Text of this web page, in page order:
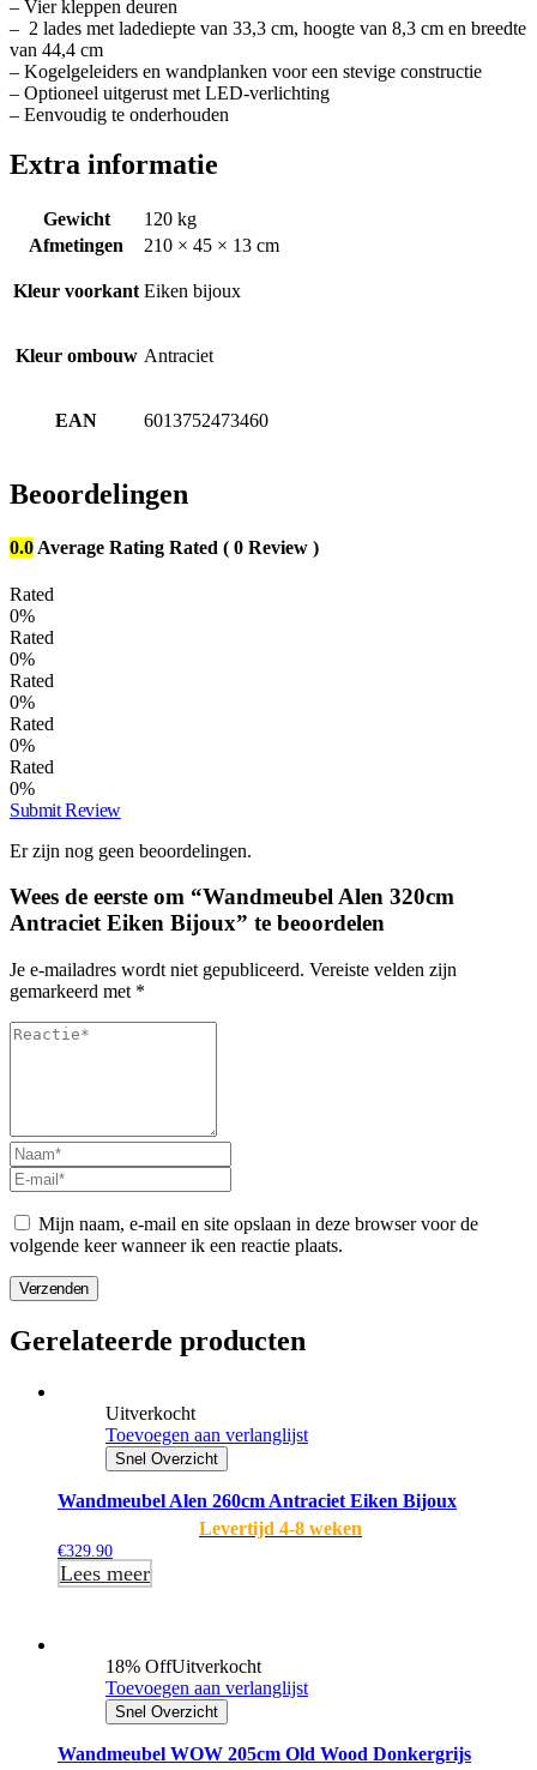
– Vier kleppen deuren
– 2 lades met ladediepte van 33,3 cm, hoogte van 8,3 cm en breedte
van 44,4 cm
– Kogelgeleiders en wandplanken voor een stevige constructie
– Optioneel uitgerust met LED-verlichting
– Eenvoudig te onderhouden
Extra informatie
Gewicht
120 kg
Afmetingen
210 × 45 × 13 cm
Kleur voorkant Eiken bijoux
Kleur ombouw Antraciet
EAN 6013752473460
Beoordelingen
0.0 Average Rating Rated ( 0 Review )
Rated
0%
Rated
0%
Rated
0%
Rated
0%
Rated
0%
Submit Review
Er zijn nog geen beoordelingen.
Wees de eerste om “Wandmeubel Alen 320cm
Antraciet Eiken Bijoux” te beoordelen
Je e-mailadres wordt niet gepubliceerd. Vereiste velden zijn
gemarkeerd met *
Mijn naam, e-mail en site opslaan in deze browser voor de
volgende keer wanneer ik een reactie plaats.
Verzenden
Gerelateerde producten
Uitverkocht
Toevoegen aan verlanglijst
Snel Overzicht
Wandmeubel Alen 260cm Antraciet Eiken Bijoux
Levertijd 4-8 weken
€329.90
Lees meer
18% OffUitverkocht
Toevoegen aan verlanglijst
Snel Overzicht
Wandmeubel WOW 205cm Old Wood Donkergrijs